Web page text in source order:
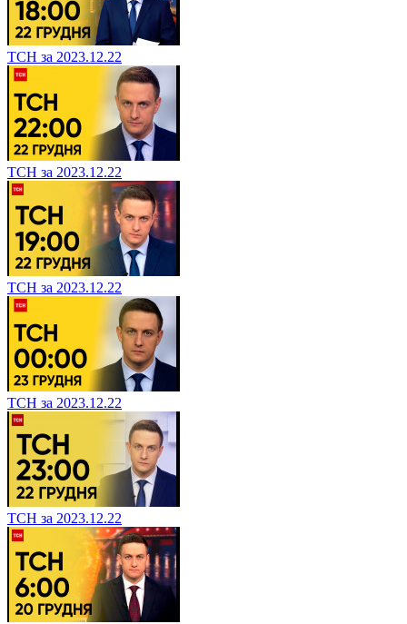
ТСН за 2023.12.22
ТСН за 2023.12.22
ТСН за 2023.12.22
ТСН за 2023.12.22
ТСН за 2023.12.22